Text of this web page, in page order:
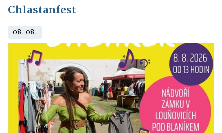
Chlastanfest
08. 08.